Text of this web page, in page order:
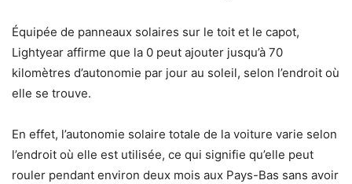
Équipée de panneaux solaires sur le toit et le capot,
Lightyear affirme que la 0 peut ajouter jusqu’à 70
kilomètres d’autonomie par jour au soleil, selon l’endroit où
elle se trouve.
En effet, l’autonomie solaire totale de la voiture varie selon
l’endroit où elle est utilisée, ce qui signifie qu’elle peut
rouler pendant environ deux mois aux Pays-Bas sans avoir